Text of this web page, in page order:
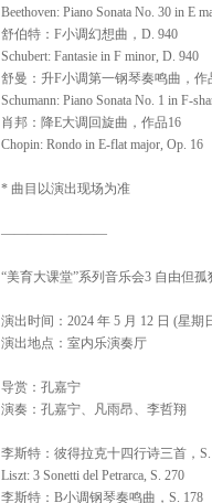
Beethoven: Piano Sonata No. 30 in E
舒伯特：F小调幻想曲，D. 940
Schubert: Fantasie in F minor, D. 940
舒曼：升F小调第一钢琴奏鸣曲，作
Schumann: Piano Sonata No. 1 in F-
肖邦：降E大调回旋曲，作品16
Chopin: Rondo in E-flat major, Op. 16
* 曲目以演出现场为准
————————
“美育大课堂”系列音乐会3 自由但
演出时间：2024 年 5 月 12 日 (星期
演出地点：室内乐演奏厅
导赏：孔嘉宁
演奏：孔嘉宁、凡雨昂、李哲翔
李斯特：彼得拉克十四行诗三首，S.
Liszt: 3 Sonetti del Petrarca, S. 270
李斯特：B小调钢琴奏鸣曲，S. 178